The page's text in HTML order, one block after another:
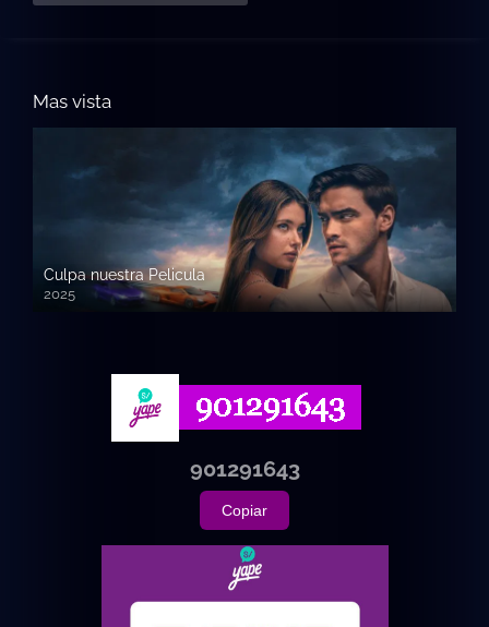
Mas vista
Culpa nuestra Pelicula
2025
720p HD
901291643
Copiar